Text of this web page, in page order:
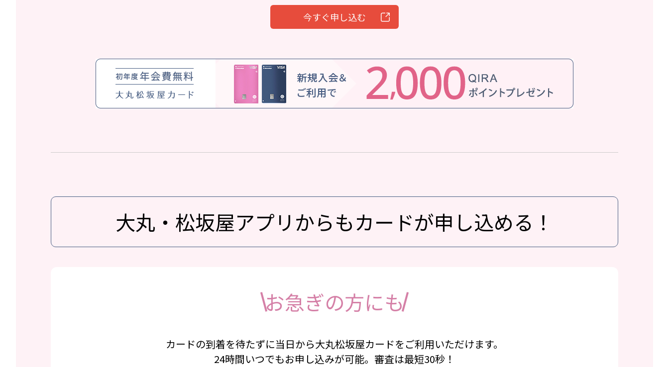
今すぐ申し込む
大丸・松坂屋アプリからもカードが申し込める！
お急ぎの方にも
カードの到着を待たずに当日から大丸松坂屋カードをご利用いただけます。
24時間いつでもお申し込みが可能。審査は最短30秒！